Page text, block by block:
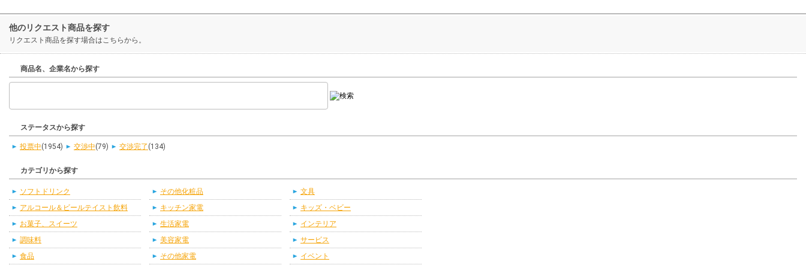
他のリクエスト商品を探す
リクエスト商品を探す場合はこちらから。
商品名、企業名から探す
ステータスから探す
投票中(1954) 交渉中(79) 交渉完了 (134)
カテゴリから探す
ソフトドリンク
アルコール＆ビールテイスト飲料
お菓子、スイーツ
調味料
食品
その他化粧品
キッチン家電
生活家電
美容家電
その他家電
文具
キッズ・ベビー
インテリア
サービス
イベント